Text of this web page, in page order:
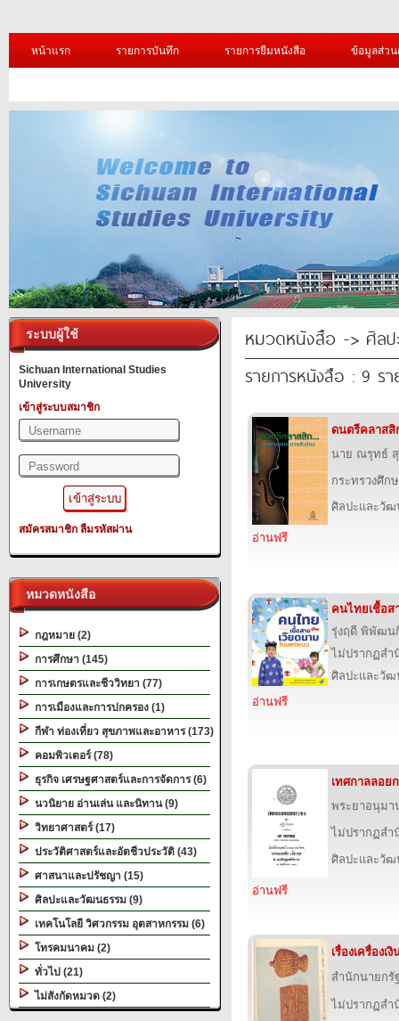
หน้าแรก รายการบันทึก รายการยืมหนังสือ ข้อมูลส่ว
ระบบผู้ใช้
Sichuan International Studies
University
เข้าสู่ระบบสมาชิก
สมัครสมาชิก ลืมรหัสผ่าน
หมวดหนังสือ
กฎหมาย (2)
การศึกษา (145)
การเกษตรและชีววิทยา (77)
การเมืองและการปกครอง (1)
กีฬา ท่องเที่ยว สุขภาพและอาหาร (173)
คอมพิวเตอร์ (78)
ธุรกิจ เศรษฐศาสตร์และการจัดการ (6)
นวนิยาย อ่านเล่น และนิทาน (9)
วิทยาศาสตร์ (17)
ประวัติศาสตร์และอัตชีวประวัติ (43)
ศาสนาและปรัชญา (15)
ศิลปะและวัฒนธรรม (9)
เทคโนโลยี วิศวกรรม อุตสาหกรรม (6)
โทรคมนาคม (2)
ทั่วไป (21)
ไม่สังกัดหมวด (2)
หมวดหนังสือ -> ศิลป
รายการหนังสือ : 9 รา
ดนตรีคลาสสิ
นาย ณรุทธ์
กระทรวงศึก
ศิลปะและวัฒ
อ่านฟรี
คนไทยเชื้อส
รุ่งฤดี พิพัฒน
ไม่ปรากฏส
ศิลปะและวัฒ
อ่านฟรี
เทศกาลลอย
พระยาอนุมา
ไม่ปรากฏส
ศิลปะและวัฒ
อ่านฟรี
เรื่องเครื่องเ
สำนักนายกรั
ไม่ปรากฏส